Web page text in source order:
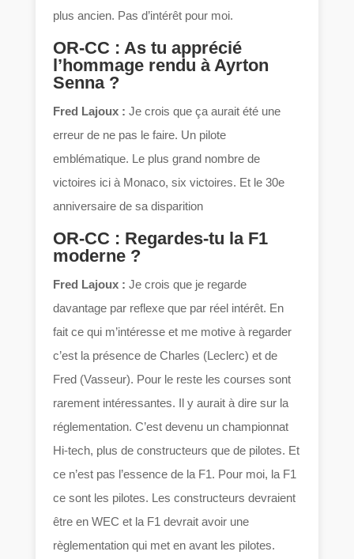
plus ancien. Pas d’intérêt pour moi.
OR-CC : As tu apprécié
l’hommage rendu à Ayrton
Senna ?
Fred Lajoux : Je crois que ça aurait été une
erreur de ne pas le faire. Un pilote
emblématique. Le plus grand nombre de
victoires ici à Monaco, six victoires. Et le 30e
anniversaire de sa disparition
OR-CC : Regardes-tu la F1
moderne ?
Fred Lajoux : Je crois que je regarde
davantage par reflexe que par réel intérêt. En
fait ce qui m’intéresse et me motive à regarder
c’est la présence de Charles (Leclerc) et de
Fred (Vasseur). Pour le reste les courses sont
rarement intéressantes. Il y aurait à dire sur la
réglementation. C’est devenu un championnat
Hi-tech, plus de constructeurs que de pilotes. Et
ce n’est pas l’essence de la F1. Pour moi, la F1
ce sont les pilotes. Les constructeurs devraient
être en WEC et la F1 devrait avoir une
règlementation qui met en avant les pilotes.